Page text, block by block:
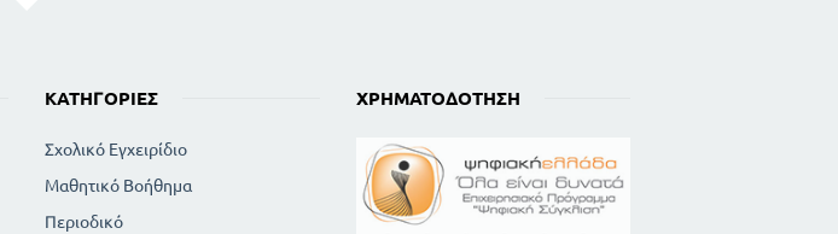
ΚΑΤΗΓΟΡΊΕΣ
Σχολικό Εγχειρίδιο
Μαθητικό Βοήθημα
Περιοδικό
ΧΡΗΜΑΤΟΔΌΤΗΣΗ